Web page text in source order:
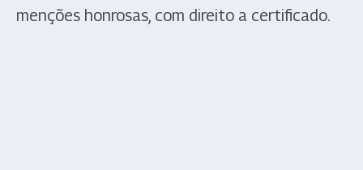
menções honrosas, com direito a certificado.